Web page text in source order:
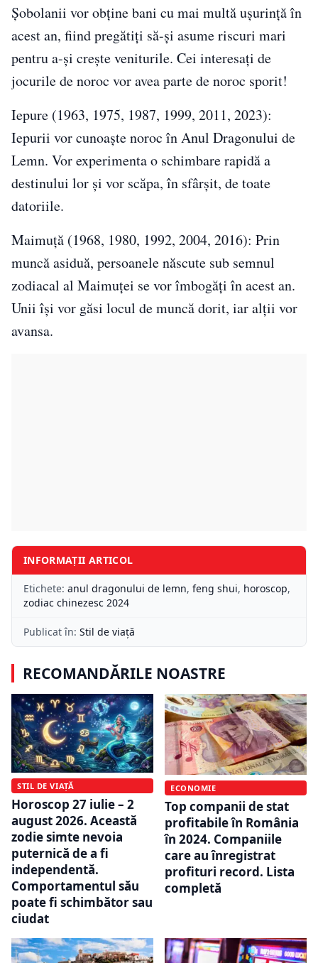
Șobolanii vor obține bani cu mai multă ușurință în
acest an, fiind pregătiți să-și asume riscuri mari
pentru a-și crește veniturile. Cei interesați de
jocurile de noroc vor avea parte de noroc sporit!
Iepure (1963, 1975, 1987, 1999, 2011, 2023):
Iepurii vor cunoaște noroc în Anul Dragonului de
Lemn. Vor experimenta o schimbare rapidă a
destinului lor și vor scăpa, în sfârșit, de toate
datoriile.
Maimuță (1968, 1980, 1992, 2004, 2016): Prin
muncă asiduă, persoanele născute sub semnul
zodiacal al Maimuței se vor îmbogăți în acest an.
Unii își vor găsi locul de muncă dorit, iar alții vor
avansa.
INFORMAȚII ARTICOL
Etichete: anul dragonului de lemn, feng shui, horoscop,
zodiac chinezesc 2024
Publicat în: Stil de viață
RECOMANDĂRILE NOASTRE
STIL DE VIAȚĂ
Horoscop 27 iulie – 2
august 2026. Această
zodie simte nevoia
puternică de a fi
independentă.
Comportamentul său
poate fi schimbător sau
ciudat
ECONOMIE
Top companii de stat
profitabile în România
în 2024. Companiile
care au înregistrat
profituri record. Lista
completă